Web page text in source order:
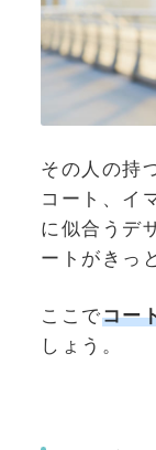
その人の持
コート、イ
に似合うデ
ートがきっ
ここでコー
しょう。